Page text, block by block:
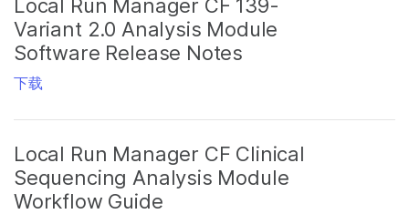
Local Run Manager CF 139-
Variant 2.0 Analysis Module
Software Release Notes
下载
Local Run Manager CF Clinical
Sequencing Analysis Module
Workflow Guide